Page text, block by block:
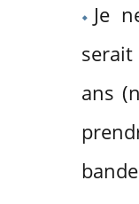
Je
serait
ans